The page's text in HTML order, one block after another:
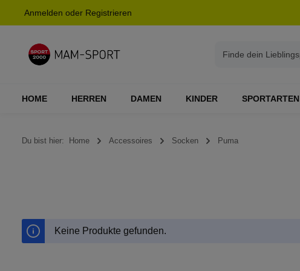
Zur Hauptnavigation springen
Anmelden oder Registrieren
HOME HERREN DAMEN KINDER SPORTARTEN
Du bist hier: Home Accessoires Socken Puma
Keine Produkte gefunden.